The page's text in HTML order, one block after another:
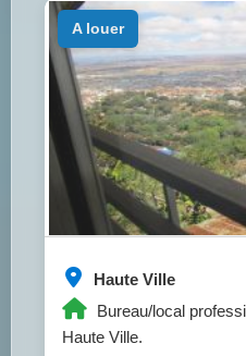
Haute Ville
Bureau/local
Haute Ville.
a louer